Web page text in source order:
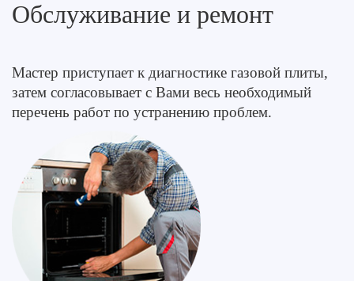
Обслуживание и ремонт
Мастер приступает к диагностике газовой плиты,
затем согласовывает с Вами весь необходимый
перечень работ по устранению проблем.